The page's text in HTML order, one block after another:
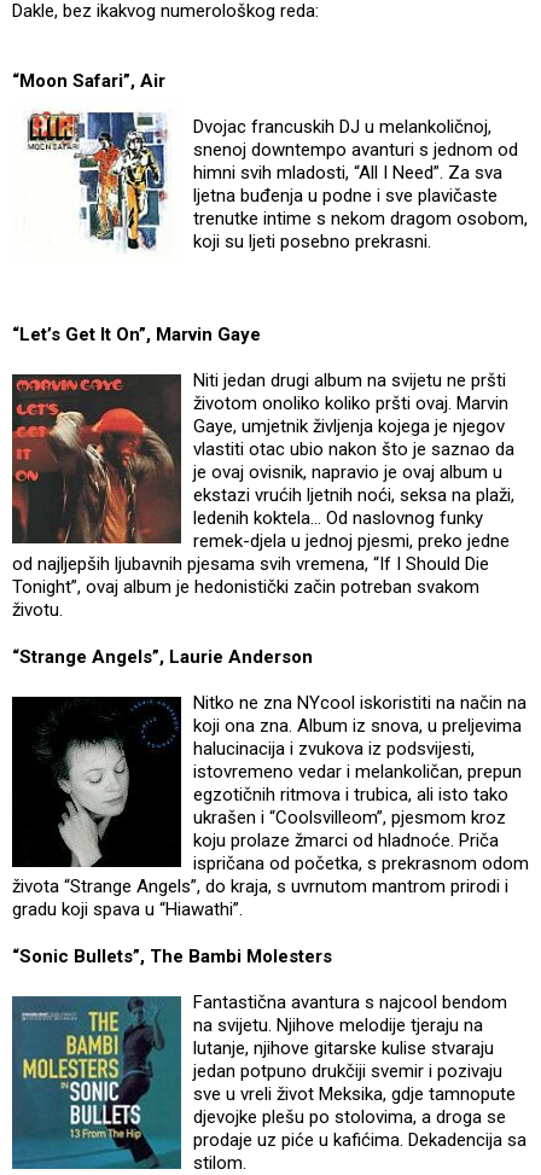
Dakle, bez ikakvog numerološkog reda:
“Moon Safari”, Air
Dvojac francuskih DJ u melankoličnoj,
snenoj downtempo avanturi s jednom od
himni svih mladosti, “All I Need”. Za sva
ljetna buđenja u podne i sve plavičaste
trenutke intime s nekom dragom osobom,
koji su ljeti posebno prekrasni.
“Let’s Get It On”, Marvin Gaye
Niti jedan drugi album na svijetu ne pršti
životom onoliko koliko pršti ovaj. Marvin
Gaye, umjetnik življenja kojega je njegov
vlastiti otac ubio nakon što je saznao da
je ovaj ovisnik, napravio je ovaj album u
ekstazi vrućih ljetnih noći, seksa na plaži,
ledenih koktela… Od naslovnog funky
remek-djela u jednoj pjesmi, preko jedne
od najljepših ljubavnih pjesama svih vremena, “If I Should Die
Tonight”, ovaj album je hedonistički začin potreban svakom
životu.
“Strange Angels”, Laurie Anderson
Nitko ne zna NYcool iskoristiti na način na
koji ona zna. Album iz snova, u preljevima
halucinacija i zvukova iz podsvijesti,
istovremeno vedar i melankoličan, prepun
egzotičnih ritmova i trubica, ali isto tako
ukrašen i “Coolsvilleom”, pjesmom kroz
koju prolaze žmarci od hladnoće. Priča
ispričana od početka, s prekrasnom odom
života “Strange Angels”, do kraja, s uvrnutom mantrom prirodi i
gradu koji spava u “Hiawathi”.
“Sonic Bullets”, The Bambi Molesters
Fantastična avantura s najcool bendom
na svijetu. Njihove melodije tjeraju na
lutanje, njihove gitarske kulise stvaraju
jedan potpuno drukčiji svemir i pozivaju
sve u vreli život Meksika, gdje tamnopute
djevojke plešu po stolovima, a droga se
prodaje uz piće u kafićima. Dekadencija sa
stilom.